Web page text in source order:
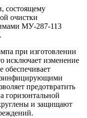
состоящему
очистки
МУ-287-113
при изготовлении
исключает изменение
обеспечивает
предотвратить
горизонтальной
и защищают